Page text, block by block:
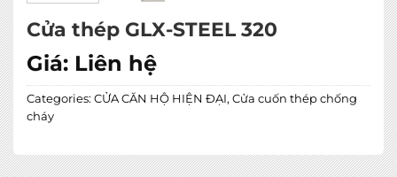
Cửa thép GLX-STEEL 320
Giá: Liên hệ
Categories: CỬA CĂN HỘ HIỆN ĐẠI, Cửa cuốn thép chống
cháy